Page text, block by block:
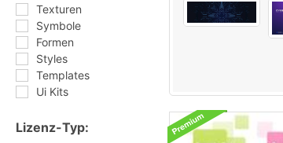
Texturen
Symbole
Formen
Styles
Templates
Ui Kits
Lizenz-Typ: